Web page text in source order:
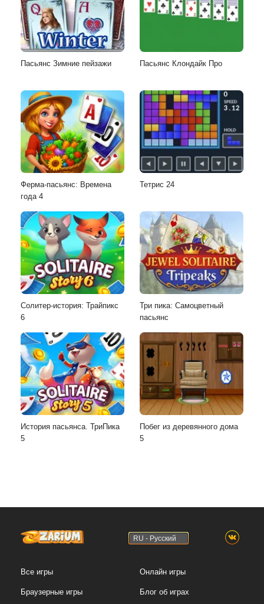
Пасьянс Зимние пейзажи Пасьянс Клондайк Про
Ферма-пасьянс: Времена
года 4
Тетрис 24
Солитер-история: Трайпикс
6
Три пика: Самоцветный
пасьянс
История пасьянса. ТриПика
5
Побег из деревянного дома
5
RU - Русский
Все игры
Браузерные игры
Онлайн игры
Блог об играх